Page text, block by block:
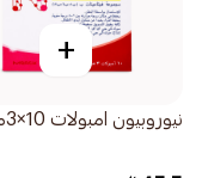
+
نيوروبيون امبولات 10×3مل